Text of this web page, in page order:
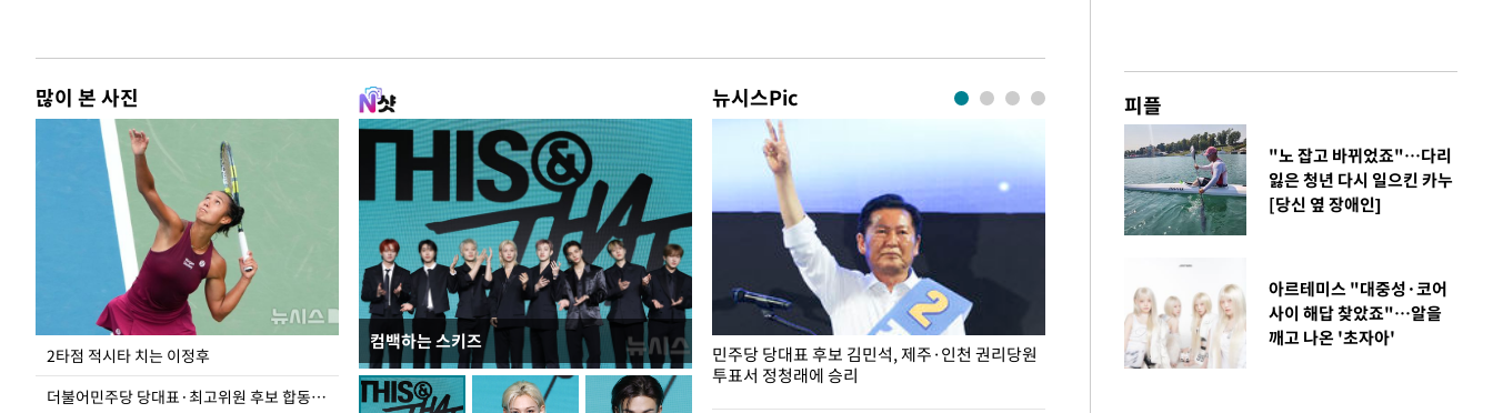
많이 본 사진
2타점 적시타 치는 이정후
더불어민주당 당대표·최고위원 후보 합동연설회
컴백하는 스키즈
뉴시스Pic
이번주 국회에는 무슨 일이? [뉴시스국회토pic]
민주당 당대표 후보 김민석, 제주·인천 권리당원
투표서 정청래에 승리
무더위 잊는 도심형 여름 축제 '2026 서울 바캉스 용산어린이정
피플
"노 잡고 바뀌었죠"…다리
잃은 청년 다시 일으킨 카누
[당신 옆 장애인]
아르테미스 "대중성·코어
사이 해답 찾았죠"…알을
깨고 나온 '초자아'